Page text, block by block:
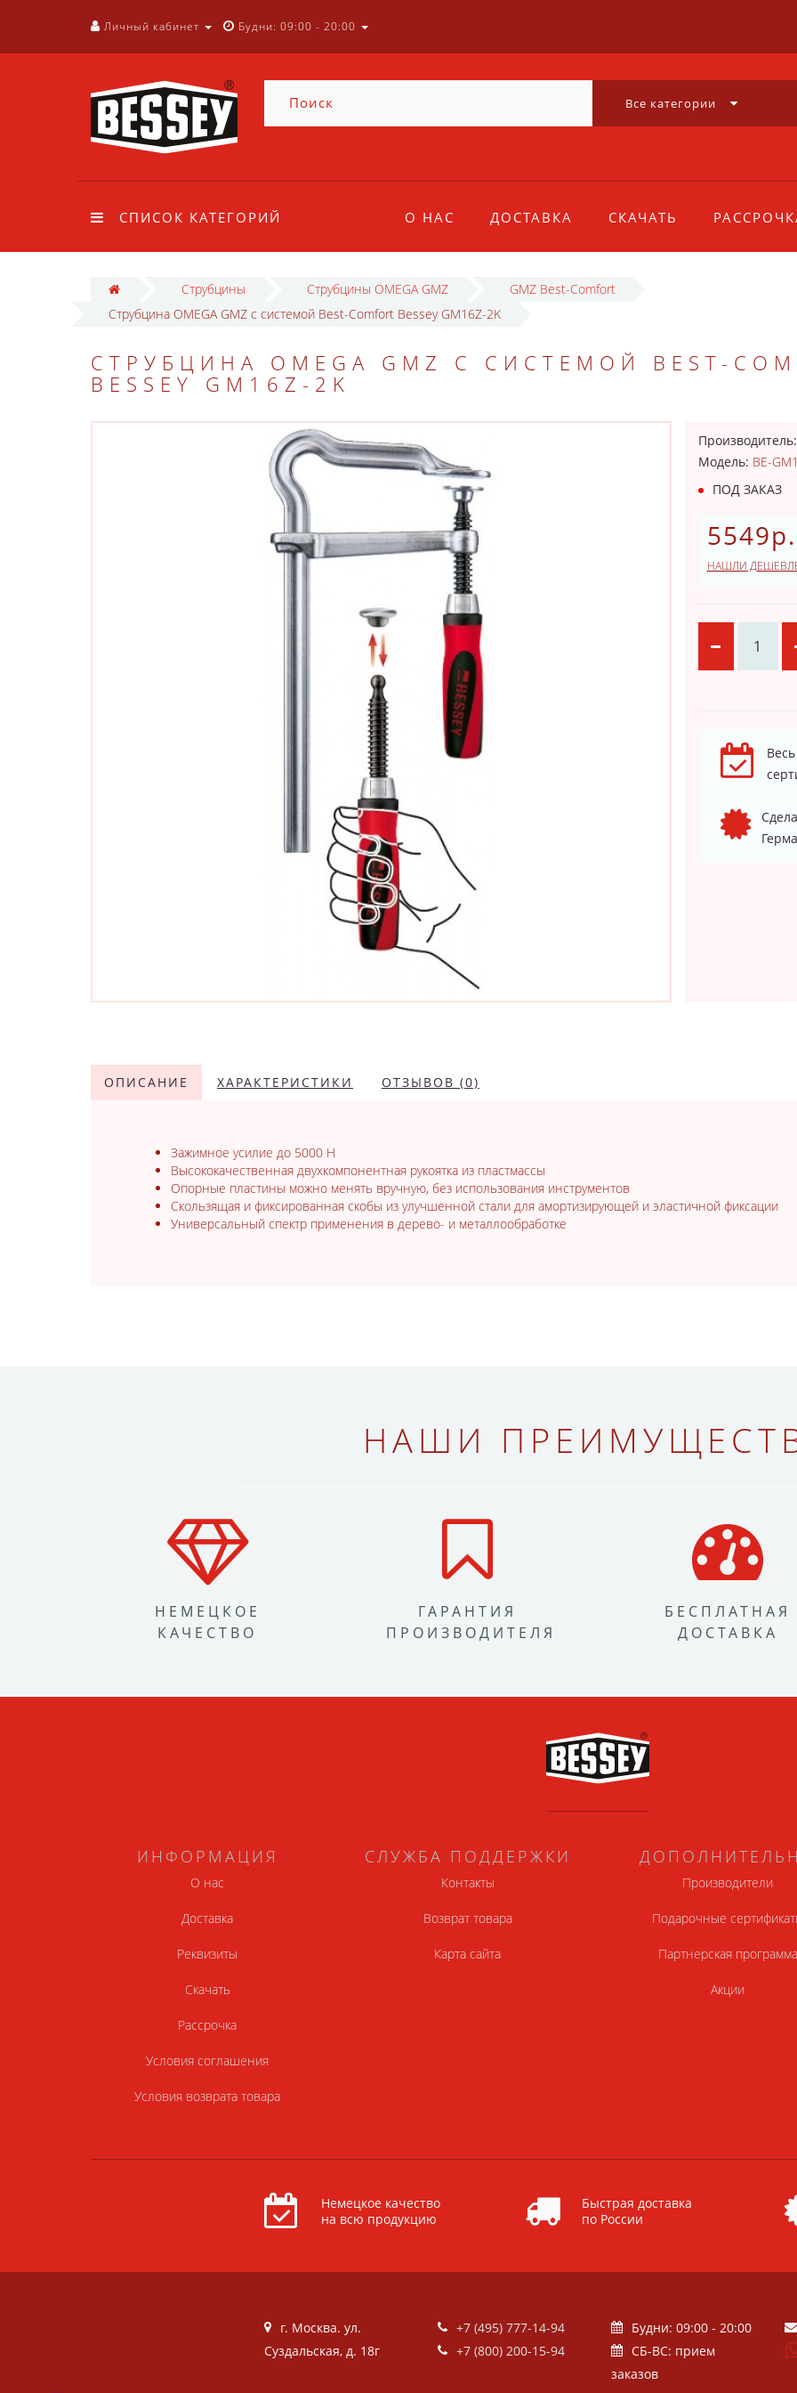
Личный кабинет Будни: 09:00 - 20:00
Все категории
СПИСОК КАТЕГОРИЙ О НАС ДОСТАВКА СКАЧАТЬ
Струбцины Струбцины OMEGA GMZ
GMZ Best-Comfort
Струбцина OMEGA GMZ с системой Best-Comfort Bessey GM16Z-2K
СТРУБЦИНА OMEGA GMZ С СИСТЕМОЙ BEST-
BESSEY GM16Z-2K
Модель: BE-
ПОД ЗАКАЗ
5549р.
НАШЛИ
ОПИСАНИЕ ХАРАКТЕРИСТИКИ ОТЗЫВОВ (0)
Зажимное усилие до 5000 Н
Высококачественная двухкомпонентная рукоятка из пластмассы
Опорные пластины можно менять вручную, без использования инструментов
Скользящая и фиксированная скобы из улучшенной стали для амортизирующей и эластичной фиксации
Универсальный спектр применения в дерево- и металлообработке
НАШИ
НЕМЕЦКОЕ
КАЧЕСТВО
ГАРАНТИЯ
ПРОИЗВОДИТЕЛЯ
БЕСПЛАТНАЯ
ДОСТАВКА
ИНФОРМАЦИЯ
О нас
Доставка
Реквизиты
Скачать
Рассрочка
Условия соглашения
Условия возврата товара
СЛУЖБА ПОДДЕРЖКИ
Контакты
Возврат товара
Карта сайта
Производители
Подарочные
Партнерская программа
Акции
Немецкое качество
на всю продукцию
Быстрая доставка
по России
г. Москва. ул.
Суздальская, д. 18г
+7 (495) 777-14-94
+7 (800) 200-15-94
Будни: 09:00 - 20:00
СБ-ВС: прием
заказов